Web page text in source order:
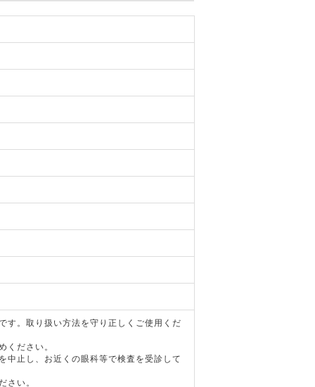
す。取り扱い方法を守り正しくご使用くだ
ください。
中止し、お近くの眼科等で検査を受診して
さい。